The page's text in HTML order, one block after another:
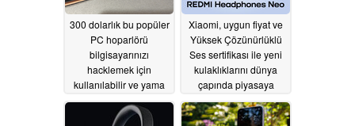
300 dolarlık bu popüler
PC hoparlörü
bilgisayarınızı
hacklemek için
kullanılabilir ve yama
gelmiyor06/03/2026
Xiaomi, uygun fiyat ve
Yüksek Çözünürlüklü
Ses sertifikası ile yeni
kulaklıklarını dünya
çapında piyasaya
sürüyor05/29/2026